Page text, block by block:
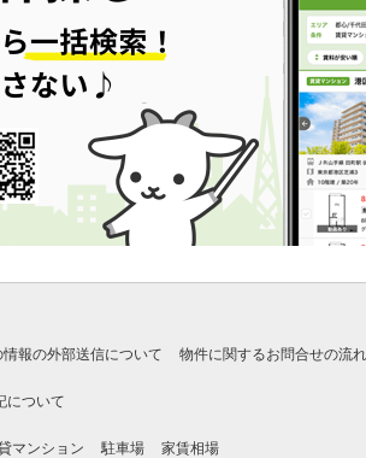
報の外部送信について 物件に関するお問合せの流れ
について
マンション 駐車場 家賃相場